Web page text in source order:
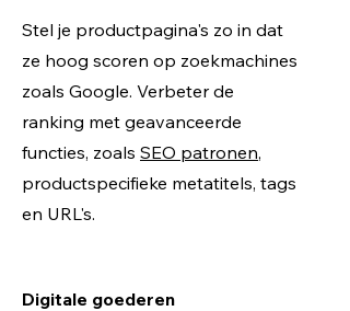
Stel je productpagina's zo in dat
ze hoog scoren op zoekmachines
zoals Google. Verbeter de
ranking met geavanceerde
functies, zoals SEO patronen,
productspecifieke metatitels, tags
en URL's.
Digitale goederen